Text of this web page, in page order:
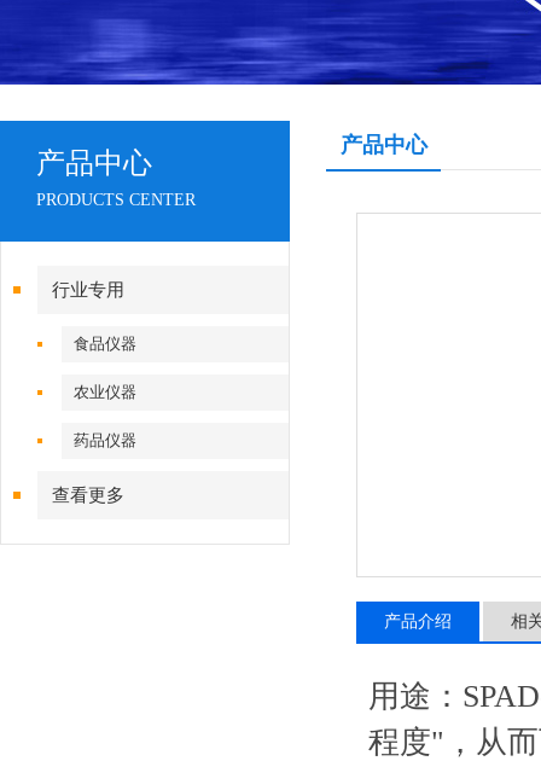
产品中心
PRODUCTS CENTER
行业专用
食品仪器
农业仪器
药品仪器
查看更多
产品中心
产品介绍 相
用途：
程度"，从